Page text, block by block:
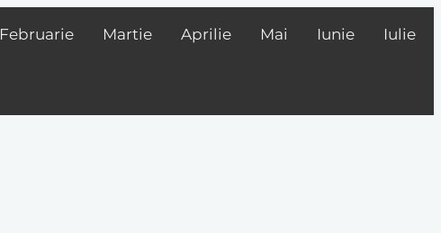
Februarie Martie Aprilie Mai Iunie Iulie